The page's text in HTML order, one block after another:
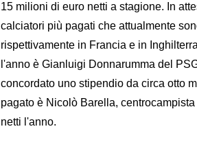
15 milioni di euro netti a stagione. In
calciatori più pagati che attualmente
rispettivamente in Francia e in
l'anno è Gianluigi Donnarumma del
concordato uno stipendio da circa otto
pagato è Nicolò Barella,
netti l'anno.